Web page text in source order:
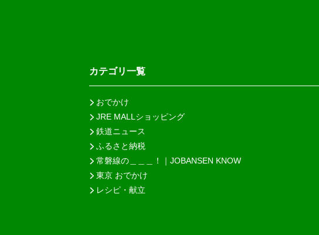
カテゴリ一覧
おでかけ
JRE MALLショッピング
鉄道ニュース
ふるさと納税
常磐線の＿＿＿！｜JOBANSEN KNOW
東京 おでかけ
レシピ・献立